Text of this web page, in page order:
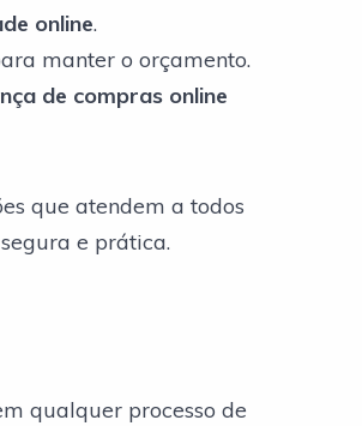
online.
manter o orçamento.
de compras online
que atendem a todos
e prática.
qualquer processo de